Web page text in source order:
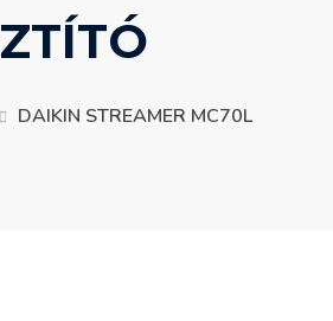
DAIKIN STREAMER MC70L